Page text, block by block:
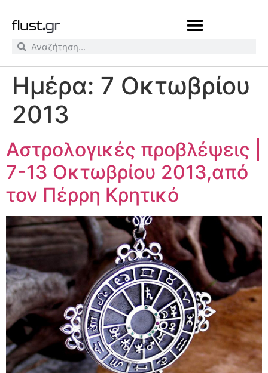
Ημέρα: 7 Οκτωβρίου
2013
Αστρολογικές προβλέψεις |
7-13 Οκτωβρίου 2013,από
τον Πέρρη Κρητικό